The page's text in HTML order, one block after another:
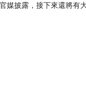
媒披露，接下來還將有